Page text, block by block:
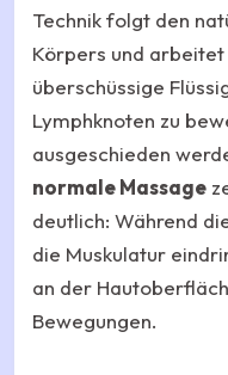
Technik folgt den
Körpers und
überschüssige
Lymphknoten zu
ausgeschieden
normale Massage
deutlich: Während
die Muskulatur
an der
Bewegungen.